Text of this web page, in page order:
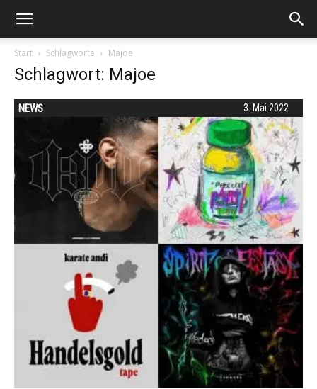
Start Schlagworte Majoe
Schlagwort: Majoe
3. Mai 2022
NEWS